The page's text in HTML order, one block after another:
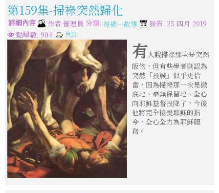
第159集-掃祿突然歸化
詳細內容 作者 管理員 分類: 每週一故事
發佈: 25 四月 2019
點擊數: 904
列印
有人說掃祿那次是突然
皈依，但有些學者則認為
突然「投誠」似乎更恰
當，因為掃祿那一次是徹
底地、毫無保留地、全心
向耶穌基督投降了，今後
他將完全接受耶穌的指
令，全心全力為耶穌服
務。